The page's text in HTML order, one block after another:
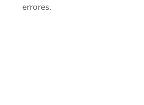
errores.